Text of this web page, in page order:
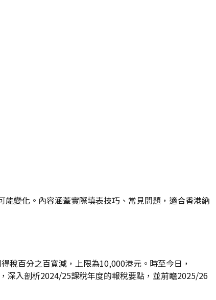
變化。內容涵蓋實際填表技巧、常見問題，適合香港納
稅百分之百寬減，上限為10,000港元。時至今日，
深入剖析2024/25課稅年度的報稅要點，並前瞻2025/26